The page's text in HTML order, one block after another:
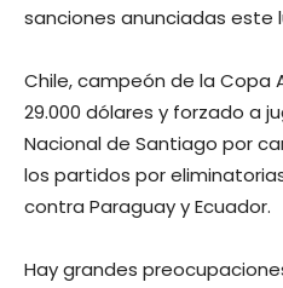
sanciones anunciadas este
Chile, campeón de la Copa
29.000 dólares y forzado a
Nacional de Santiago por
los partidos por
contra Paraguay y Ecuador.
Hay grandes